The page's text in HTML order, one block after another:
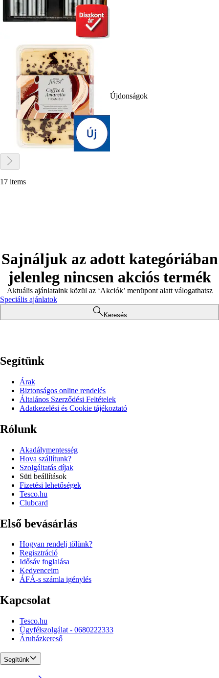
Újdonságok
17 items
Sajnáljuk az adott kategóriában
jelenleg nincsen akciós termék
Aktuális ajánlataink közül az ‘Akciók’ menüpont alatt válogathatsz
Speciális ajánlatok
Keresés
Segítünk
Árak
Biztonságos online rendelés
Általános Szerződési Feltételek
Adatkezelési és Cookie tájékoztató
Rólunk
Akadálymentesség
Hova szállítunk?
Szolgáltatás díjak
Süti beállítások
Fizetési lehetőségek
Tesco.hu
Clubcard
Első bevásárlás
Hogyan rendelj tőlünk?
Regisztráció
Idősáv foglalása
Kedvenceim
ÁFÁ-s számla igénylés
Kapcsolat
Tesco.hu
Ügyfélszolgálat - 0680222333
Áruházkereső
Segítünk